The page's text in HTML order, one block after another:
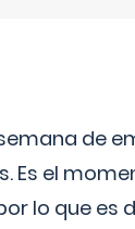
de
Es el
lo que